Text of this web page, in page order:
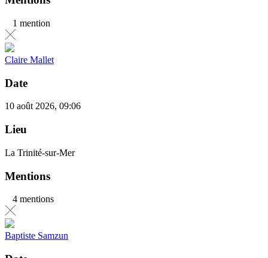
1 mention
Claire Mallet
Date
10 août 2026, 09:06
Lieu
La Trinité-sur-Mer
Mentions
4 mentions
Baptiste Samzun